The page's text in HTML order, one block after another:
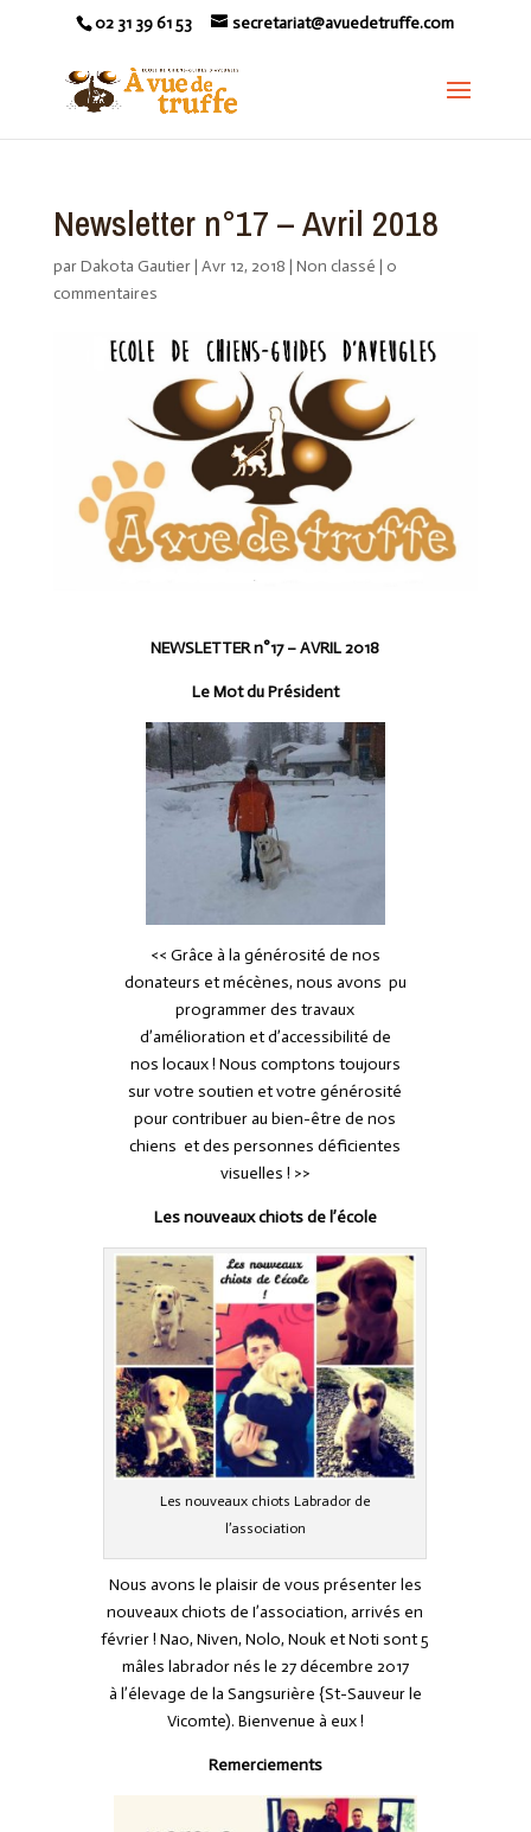
02 31 39 61 53 secretariat@avuedetruffe.com
Newsletter n°17 – Avril 2018
parDakota Gautier| Avr 12, 2018 | Non classé | 0
commentaires
NEWSLETTER n°17 – AVRIL 2018
Le Mot du Président
<< Grâce à la générosité de nos
donateurs et mécènes, nous avons pu
programmer des travaux
d’amélioration et d’accessibilité de
nos locaux ! Nous comptons toujours
sur votre soutien et votre générosité
pour contribuer au bien-être de nos
chiens et des personnes déficientes
visuelles ! >>
Les nouveaux chiots de l’école
Les nouveaux chiots Labrador de
l’association
Nous avons le plaisir de vous présenter les
nouveaux chiots de I’association, arrivés en
février ! Nao, Niven, Nolo, Nouk et Noti sont 5
mâles labrador nés le 27 décembre 2017
à l’élevage de la Sangsurière {St-Sauveur le
Vicomte). Bienvenue à eux !
Remerciements